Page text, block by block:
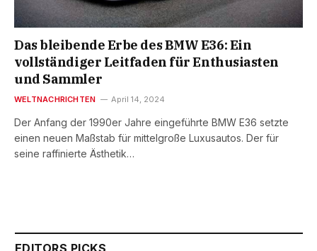
Das bleibende Erbe des BMW E36: Ein
vollständiger Leitfaden für Enthusiasten
und Sammler
WELTNACHRICHTEN April 14, 2024
Der Anfang der 1990er Jahre eingeführte BMW E36 setzte
einen neuen Maßstab für mittelgroße Luxusautos. Der für
seine raffinierte Ästhetik…
EDITORS PICKS